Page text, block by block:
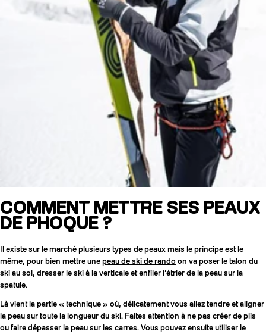
COMMENT METTRE SES PEAUX
DE PHOQUE ?
Il existe sur le marché plusieurs types de peaux mais le principe est le
même, pour bien mettre une peau de ski de rando on va poser le talon du
ski au sol, dresser le ski à la verticale et enfiler l’étrier de la peau sur la
spatule.
Là vient la partie « technique » où, délicatement vous allez tendre et aligner
la peau sur toute la longueur du ski. Faites attention à ne pas créer de plis
ou faire dépasser la peau sur les carres. Vous pouvez ensuite utiliser le